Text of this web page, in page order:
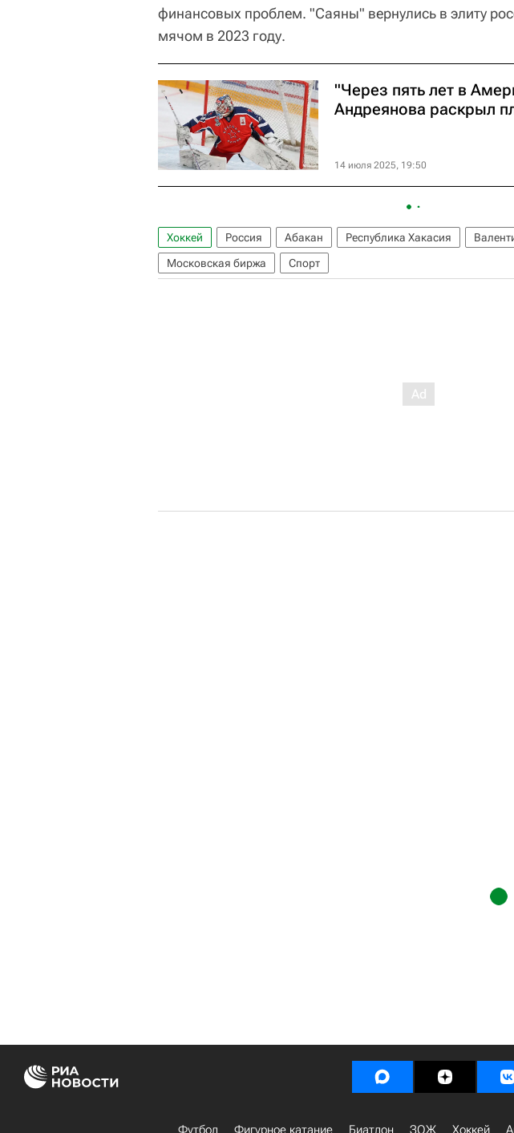
финансовых проблем. "Саяны" вернулись в элиту
мячом в 2023 году.
"Через пять лет в
Андреянова раскрыл
14 июля 2025, 19:50
Хоккей Россия Абакан Республика Хакасия
Московская биржа
Спорт
Футбол Фигурное катание Биатлон ЗОЖ Хоккей